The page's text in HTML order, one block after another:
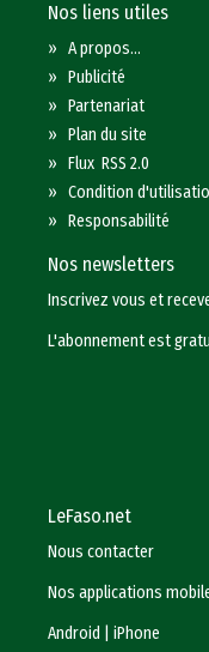
Nos liens utiles
»A propos...
»Publicité
»Partenariat
»Plan du site
»Flux RSS 2.0
»Condition
»Responsabilité
Nos newsletters
Inscrivez vous et
L'abonnement est
LeFaso.net
Nous contacter
Nos applications
Android
|iPhone